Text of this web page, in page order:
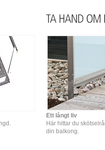
Ett långt liv
Här hittar du
din balkong.